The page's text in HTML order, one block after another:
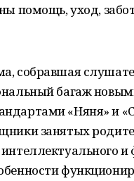
помощь, уход,
собравшая
багаж
«Няня» и
занятых
и